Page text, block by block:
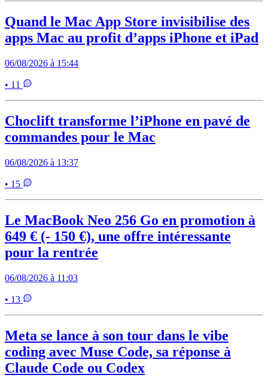
Quand le Mac App Store invisibilise des
apps Mac au profit d’apps iPhone et iPad
06/08/2026 à 15:44
• 11
Choclift transforme l’iPhone en pavé de
commandes pour le Mac
06/08/2026 à 13:37
• 15
Le MacBook Neo 256 Go en promotion à
649 € (- 150 €), une offre intéressante
pour la rentrée
06/08/2026 à 11:03
• 13
Meta se lance à son tour dans le vibe
coding avec Muse Code, sa réponse à
Claude Code ou Codex